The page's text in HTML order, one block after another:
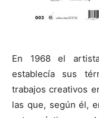
En 1968 el
establecía sus
trabajos creativos
las que, según él,